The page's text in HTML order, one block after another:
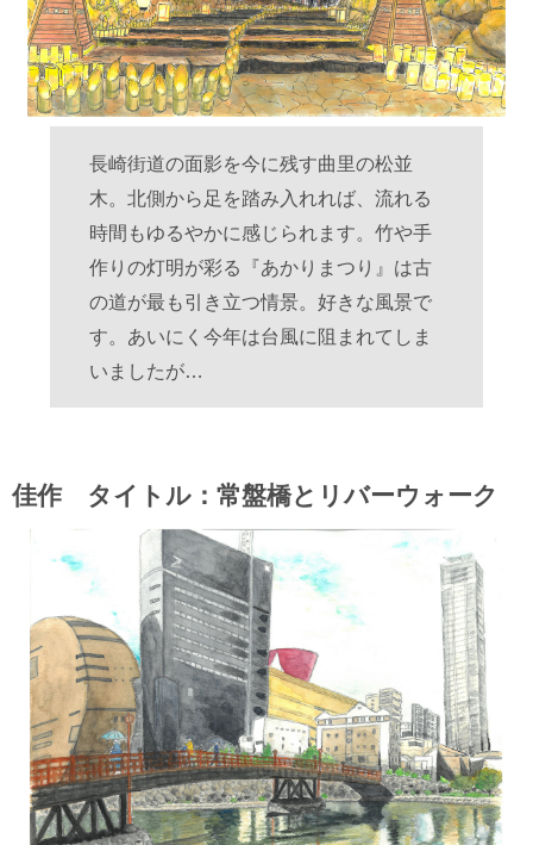
長崎街道の面影を今に残す曲里の松並
木。北側から足を踏み入れれば、流れる
時間もゆるやかに感じられます。竹や手
作りの灯明が彩る『あかりまつり』は古
の道が最も引き立つ情景。好きな風景で
す。あいにく今年は台風に阻まれてしま
いましたが…
佳作 タイトル：常盤橋とリバーウォーク